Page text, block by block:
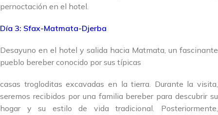
pernoctación en el hotel.
Día 3: Sfax-Matmata-Djerba
Desayuno en el hotel y salida hacia Matmata, un fascinante
pueblo bereber conocido por sus típicas
casas trogloditas excavadas en la tierra. Durante la visita,
seremos recibidos por una familia bereber para descubrir su
hogar y su estilo de vida tradicional. Posteriormente,